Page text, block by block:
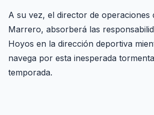
A su vez, el director de
Marrero, absorberá las
Hoyos en la dirección deportiva
navega por esta inesperada
temporada.